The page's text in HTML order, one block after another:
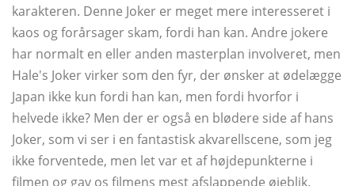
karakteren. Denne Joker er meget mere interesseret i
kaos og forårsager skam, fordi han kan. Andre jokere
har normalt en eller anden masterplan involveret, men
Hale's Joker virker som den fyr, der ønsker at ødelægge
Japan ikke kun fordi han kan, men fordi hvorfor i
helvede ikke? Men der er også en blødere side af hans
Joker, som vi ser i en fantastisk akvarellscene, som jeg
ikke forventede, men let var et af højdepunkterne i
filmen og gav os filmens mest afslappende øjeblik.